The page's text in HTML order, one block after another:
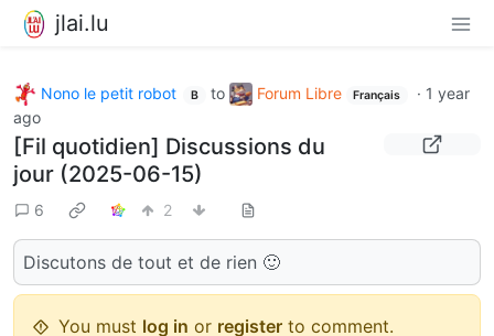
jlai.lu
Nono le petit robot B to Forum Libre Français · 1 year
ago
[Fil quotidien] Discussions du
jour (2025-06-15)
6 2
Discutons de tout et de rien 🙂
You must log in or register to comment.